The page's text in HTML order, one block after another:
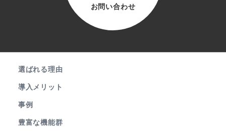
お問い合わせ
選ばれる理由
導入メリット
事例
豊富な機能群